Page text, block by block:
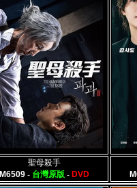
聖母殺手
M6509 - 台灣原版 - DVD